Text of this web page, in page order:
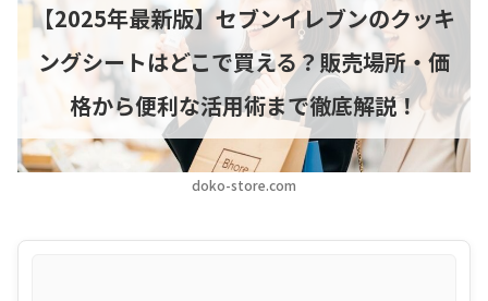
doko-store.com
【2025年最新版】セブンイレブンのクッキ
ングシートはどこで買える？販売場所・価
格から便利な活用術まで徹底解説！